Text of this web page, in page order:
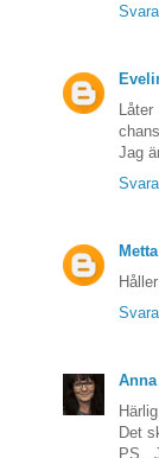
Svara
Jag
Svara
Svara
Anna
Det
PS.